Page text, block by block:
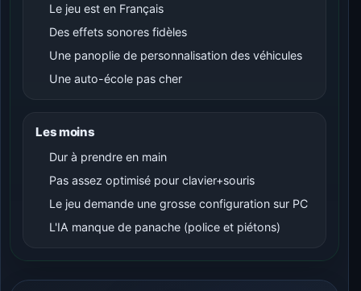
Le jeu est en Français
Des effets sonores fidèles
Une panoplie de personnalisation des véhicules
Une auto-école pas cher
Les moins
Dur à prendre en main
Pas assez optimisé pour clavier+souris
Le jeu demande une grosse configuration sur PC
L'IA manque de panache (police et piétons)